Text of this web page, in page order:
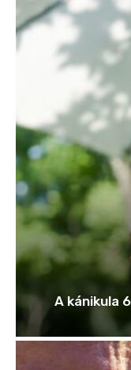
A kánikula